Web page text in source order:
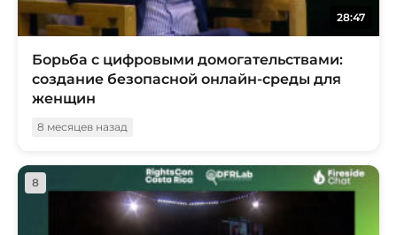
28:47
Борьба с цифровыми домогательствами:
создание безопасной онлайн-среды для
женщин
8 месяцев назад
8